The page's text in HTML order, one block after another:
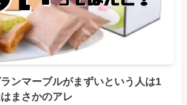
ランマーブルがまずいという人は1
まさかのアレ